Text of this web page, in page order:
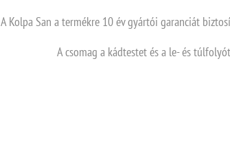
A Kolpa San a termékre 10 év gyártói garanciát
A csomag a kádtestet és a le- és